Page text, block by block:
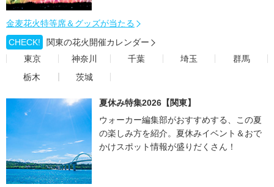
金麦花火特等席＆グッズが当たる
CHECK!
関東の花火開催カレンダー
東京
神奈川 千葉 埼玉
群馬
栃木
茨城
夏休み特集2026【関東】
ウォーカー編集部がおすすめする、この夏
の楽しみ方を紹介。夏休みイベント＆おで
かけスポット情報が盛りだくさん！